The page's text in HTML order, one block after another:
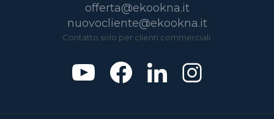
offerta@ekookna.it
nuovocliente@ekookna.it
Contatto solo per clienti commerciali.